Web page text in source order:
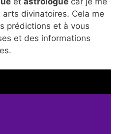
divinatoires. Cela me
prédictions et à vous
et des informations